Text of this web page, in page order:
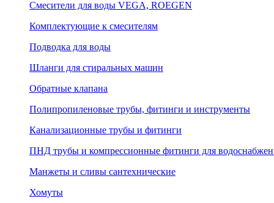
Смесители для воды VEGA, ROEGEN
Комплектующие к смесителям
Подводка для воды
Шланги для стиральных машин
Обратные клапана
Полипропиленовые трубы, фитинги и инструменты
Канализационные трубы и фитинги
ПНД трубы и компрессионные фитинги для
Манжеты и сливы сантехнические
Хомуты